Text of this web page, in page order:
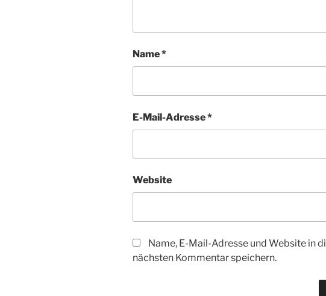
Name*
E-Mail-Adresse*
Website
Name, E-Mail-Adresse und Website in
nächsten Kommentar speichern.